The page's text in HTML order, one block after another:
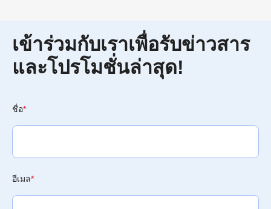
เข้าร่วมกับเราเพื่อรับข่าวสาร
และโปรโมชั่นล่าสุด!
ชื่อ*
อีเมล*